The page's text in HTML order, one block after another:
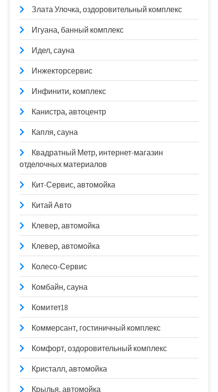
Злата Улочка, оздоровительный комплекс
Игуана, банный комплекс
Идел, сауна
Инжекторсервис
Инфинити, комплекс
Канистра, автоцентр
Капля, сауна
Квадратный Метр, интернет-магазин
отделочных материалов
Кит-Сервис, автомойка
Китай Авто
Клевер, автомойка
Клевер, автомойка
Колесо-Сервис
Комбайн, сауна
Комитет18
Коммерсант, гостиничный комплекс
Комфорт, оздоровительный комплекс
Кристалл, автомойка
Крылья, автомойка